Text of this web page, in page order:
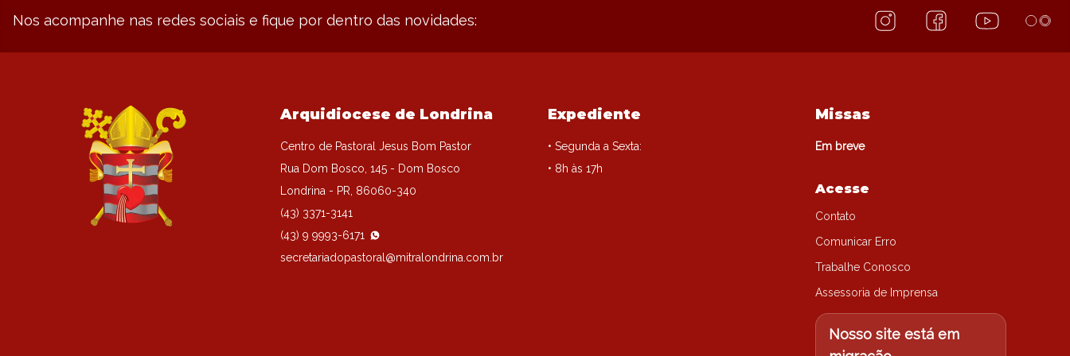
Nos acompanhe nas redes sociais e fique por dentro das novidades:
Arquidiocese de Londrina
Centro de Pastoral Jesus Bom Pastor
Rua Dom Bosco, 145 - Dom Bosco
Londrina - PR, 86060-340
(43) 3371-3141
(43) 9 9993-6171
secretariadopastoral@mitralondrina.com.br
Expediente
• Segunda a Sexta:
• 8h às 17h
Missas
Em breve
Acesse
Contato
Comunicar Erro
Trabalhe Conosco
Assessoria de Imprensa
Nosso site está em